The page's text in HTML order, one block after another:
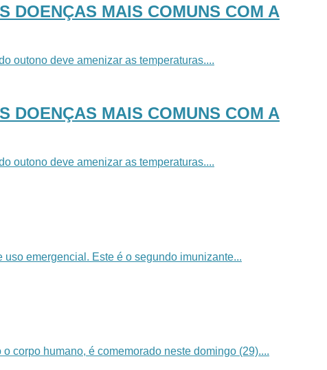
DOENÇAS MAIS COMUNS COM A
outono deve amenizar as temperaturas....
DOENÇAS MAIS COMUNS COM A
outono deve amenizar as temperaturas....
emergencial. Este é o segundo imunizante...
corpo humano, é comemorado neste domingo (29)....